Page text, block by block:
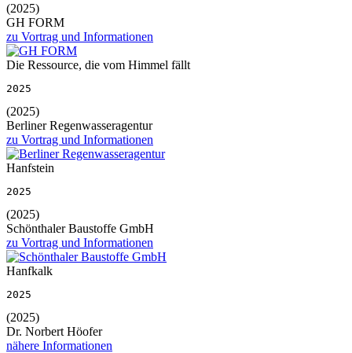
(2025)
GH FORM
zu Vortrag und Informationen
Die Ressource, die vom Himmel fällt
2025
(2025)
Berliner Regenwasseragentur
zu Vortrag und Informationen
Hanfstein
2025
(2025)
Schönthaler Baustoffe GmbH
zu Vortrag und Informationen
Hanfkalk
2025
(2025)
Dr. Norbert Höofer
nähere Informationen